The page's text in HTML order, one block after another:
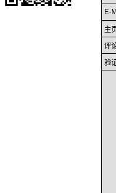
E-
主
评
验